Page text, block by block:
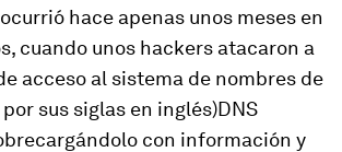
hace apenas unos meses en
cuando unos hackers atacaron a
acceso al sistema de nombres de
sus siglas en inglés)DNS
con información y